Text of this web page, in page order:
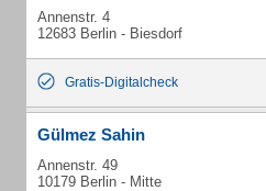
Annenstr. 4
12683 Berlin - Biesdorf
Gratis-Digitalcheck
Gülmez Sahin
Annenstr. 49
10179 Berlin - Mitte